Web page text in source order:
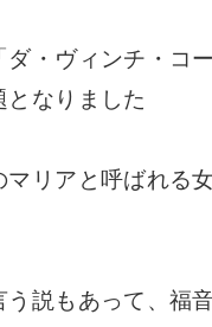
・ヴィンチ・コ
なりました
リアと呼ばれる
説もあって、福